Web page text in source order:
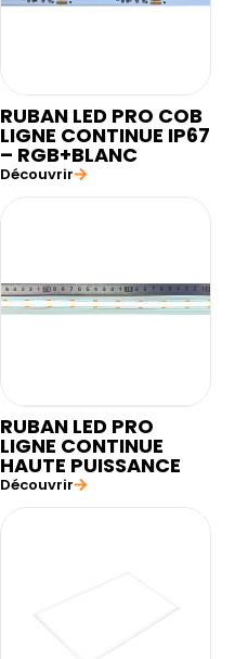
RUBAN LED PRO COB
LIGNE CONTINUE IP67
– RGB+BLANC
Découvrir
RUBAN LED PRO
LIGNE CONTINUE
HAUTE PUISSANCE
Découvrir